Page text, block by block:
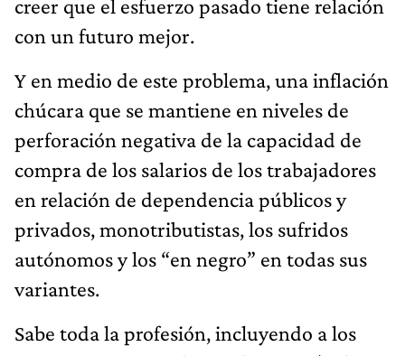
creer que el esfuerzo pasado tiene relación
con un futuro mejor.
Y en medio de este problema, una inflación
chúcara que se mantiene en niveles de
perforación negativa de la capacidad de
compra de los salarios de los trabajadores
en relación de dependencia públicos y
privados, monotributistas, los sufridos
autónomos y los “en negro” en todas sus
variantes.
Sabe toda la profesión, incluyendo a los